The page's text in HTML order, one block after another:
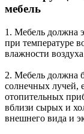
мебель
1. Мебель должна
при температуре
влажности
2. Мебель должна
солнечных лучей,
отопительных
вблизи сырых и
внешнего вида и